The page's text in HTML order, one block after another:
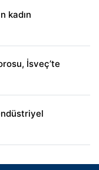
kadın
İsveç’te